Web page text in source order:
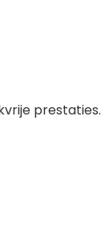
prestaties.